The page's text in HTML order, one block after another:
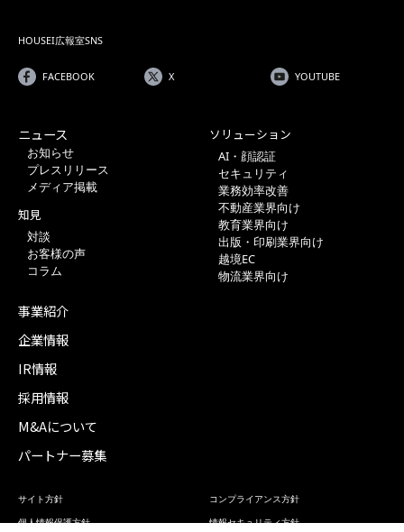
HOUSEI広報室SNS
FACEBOOK X YOUTUBE
ニュース
お知らせ
プレスリリース
メディア掲載
知見
対談
お客様の声
コラム
ソリューション
AI・顔認証
セキュリティ
業務効率改善
不動産業界向け
教育業界向け
出版・印刷業界向け
越境EC
物流業界向け
事業紹介
企業情報
IR情報
採用情報
M&Aについて
パートナー募集
サイト方針
コンプライアンス方針
個人情報保護方針
情報セキュリティ方針